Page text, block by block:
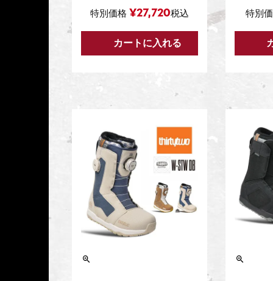
特別価格 ¥27,720税込
カートに入れる
特別